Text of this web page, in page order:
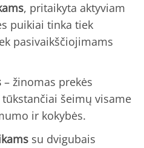
, pritaikyta aktyviam
puikiai tinka tiek
pasivaikščiojimams
– žinomas prekės
šeimų visame
ir kokybės.
su dvigubais